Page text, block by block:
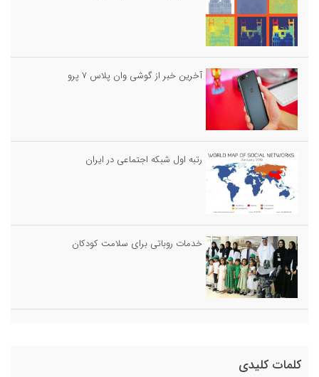
آخرین خبر از گوشی وان پلاس ۷ پرو
رتبه اول شبکه اجتماعی در ایران
خدمات روباتى براى سلامت كودكان
کلمات کلیدی